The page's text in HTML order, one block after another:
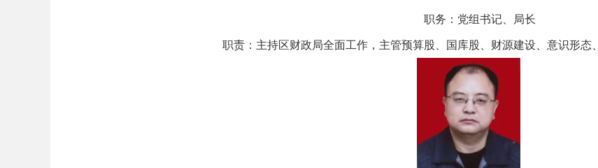
职务：党组书记、局长
职责：主持区财政局全面工作，主管预算股、国库股、财源建设、意识形态、